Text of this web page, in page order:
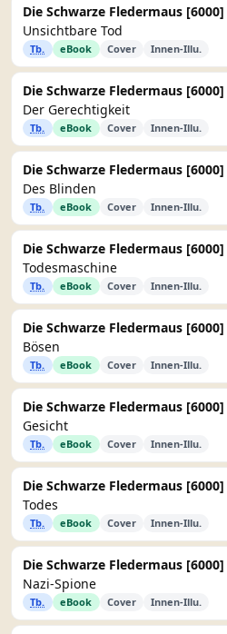
Die Schwarze Fledermaus [6000]
Unsichtbare Tod
Tb. eBook Cover Innen-Illu.
Die Schwarze Fledermaus [6000]
Der Gerechtigkeit
Tb. eBook Cover Innen-Illu.
Die Schwarze Fledermaus [6000]
Des Blinden
Tb. eBook Cover Innen-Illu.
Die Schwarze Fledermaus [6000]
Todesmaschine
Tb. eBook Cover Innen-Illu.
Die Schwarze Fledermaus [6000]
Bösen
Tb. eBook Cover Innen-Illu.
Die Schwarze Fledermaus [6000]
Gesicht
Tb. eBook Cover Innen-Illu.
Die Schwarze Fledermaus [6000]
Todes
Tb. eBook Cover Innen-Illu.
Die Schwarze Fledermaus [6000]
Nazi-Spione
Tb. eBook Cover Innen-Illu.